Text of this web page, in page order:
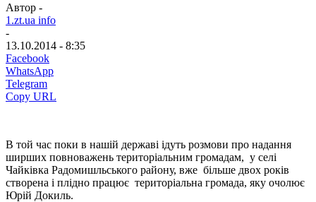
Автор -
1.zt.ua info
-
13.10.2014 - 8:35
Facebook
WhatsApp
Telegram
Copy URL
В той час поки в нашій державі ідуть розмови про надання
ширших повноважень територіальним громадам, у селі
Чайківка Радомишльського району, вже більше двох років
створена і плідно працює територіальна громада, яку очолює
Юрій Докиль.